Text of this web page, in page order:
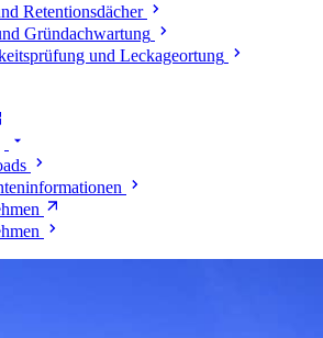
Retentionsdächer
Gründachwartung
und Leckageortung